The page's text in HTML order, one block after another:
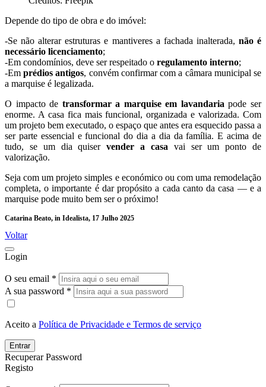
Depende do tipo de obra e do imóvel:
-Se não alterar estruturas e mantiveres a fachada inalterada, não é
necessário licenciamento;
-Em condomínios, deve ser respeitado o regulamento interno;
-Emprédios antigos, convém confirmar com a câmara municipal se
a marquise é legalizada.
O impacto de transformar a marquise em lavandaria pode ser
enorme. A casa fica mais funcional, organizada e valorizada. Com
um projeto bem executado, o espaço que antes era esquecido passa a
ser parte essencial e funcional do dia a dia da família. E acima de
tudo, se um dia quiservender a casa vai ser um ponto de
valorização.
Seja com um projeto simples e económico ou com uma remodelação
completa, o importante é dar propósito a cada canto da casa — e a
marquise pode muito bem ser o próximo!
Catarina Beato, in Idealista, 17 Julho 2025
Voltar
Login
O seu email *
A sua password *
Aceito a Política de Privacidade e Termos de serviço
Entrar
Recuperar Password
Registo